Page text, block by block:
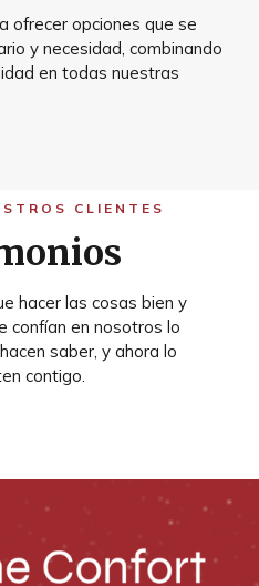
ofrecer opciones que se
y necesidad, combinando
en todas nuestras
CLIENTES
hacer las cosas bien y
confían en nosotros lo
saber, y ahora lo
contigo.